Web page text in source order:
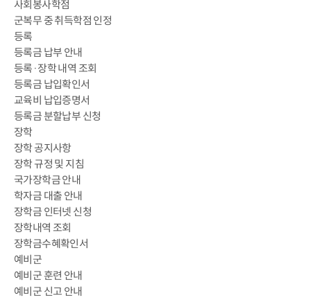
사회봉사학점
군복무 중 취득학점 인정
등록
등록금 납부 안내
등록·장학 내역 조회
등록금 납입확인서
교육비 납입증명서
등록금 분할납부 신청
장학
장학 공지사항
장학 규정 및 지침
국가장학금 안내
학자금 대출 안내
장학금 인터넷 신청
장학내역 조회
장학금수혜확인서
예비군
예비군 훈련 안내
예비군 신고 안내